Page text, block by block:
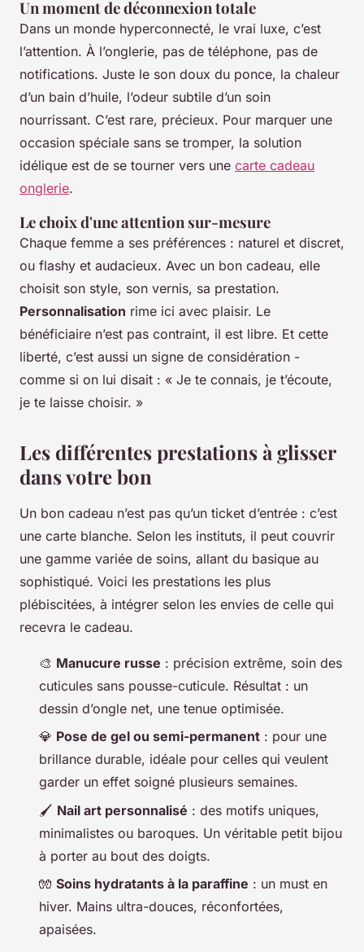
Un moment de déconnexion totale
Dans un monde hyperconnecté, le vrai luxe, c’est
l’attention. À l’onglerie, pas de téléphone, pas de
notifications. Juste le son doux du ponce, la chaleur
d’un bain d’huile, l’odeur subtile d’un soin
nourrissant. C’est rare, précieux. Pour marquer une
occasion spéciale sans se tromper, la solution
idélique est de se tourner vers une carte cadeau
onglerie.
Le choix d'une attention sur-mesure
Chaque femme a ses préférences : naturel et discret,
ou flashy et audacieux. Avec un bon cadeau, elle
choisit son style, son vernis, sa prestation.
Personnalisation rime ici avec plaisir. Le
bénéficiaire n’est pas contraint, il est libre. Et cette
liberté, c’est aussi un signe de considération -
comme si on lui disait : « Je te connais, je t’écoute,
je te laisse choisir. »
Les différentes prestations à glisser
dans votre bon
Un bon cadeau n’est pas qu’un ticket d’entrée : c’est
une carte blanche. Selon les instituts, il peut couvrir
une gamme variée de soins, allant du basique au
sophistiqué. Voici les prestations les plus
plébiscitées, à intégrer selon les envies de celle qui
recevra le cadeau.
🎨 Manucure russe : précision extrême, soin des
cuticules sans pousse-cuticule. Résultat : un
dessin d’ongle net, une tenue optimisée.
💎 Pose de gel ou semi-permanent : pour une
brillance durable, idéale pour celles qui veulent
garder un effet soigné plusieurs semaines.
🖌️ Nail art personnalisé : des motifs uniques,
minimalistes ou baroques. Un véritable petit bijou
à porter au bout des doigts.
🧤 Soins hydratants à la paraffine : un must en
hiver. Mains ultra-douces, réconfortées,
apaisées.